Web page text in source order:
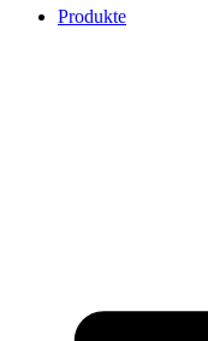
Produkte